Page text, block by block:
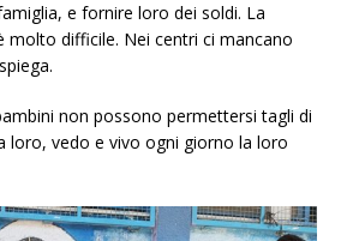
e fornire loro dei soldi. La
molto difficile. Nei centri ci mancano
non possono permettersi tagli di
loro, vedo e vivo ogni giorno la loro